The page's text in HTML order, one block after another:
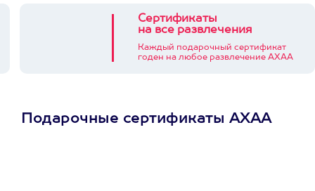
Сертификаты
на все развлечения
Каждый подарочный сертификат
годен на любое развлечение АХАА
Подарочные сертификаты АХАА